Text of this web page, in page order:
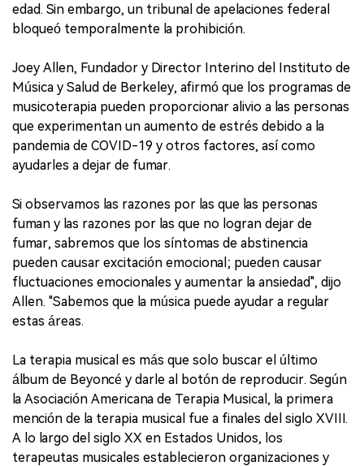
edad. Sin embargo, un tribunal de apelaciones federal
bloqueó temporalmente la prohibición.
Joey Allen, Fundador y Director Interino del Instituto de
Música y Salud de Berkeley, afirmó que los programas de
musicoterapia pueden proporcionar alivio a las personas
que experimentan un aumento de estrés debido a la
pandemia de COVID-19 y otros factores, así como
ayudarles a dejar de fumar.
Si observamos las razones por las que las personas
fuman y las razones por las que no logran dejar de
fumar, sabremos que los síntomas de abstinencia
pueden causar excitación emocional; pueden causar
fluctuaciones emocionales y aumentar la ansiedad", dijo
Allen. "Sabemos que la música puede ayudar a regular
estas áreas.
La terapia musical es más que solo buscar el último
álbum de Beyoncé y darle al botón de reproducir. Según
la Asociación Americana de Terapia Musical, la primera
mención de la terapia musical fue a finales del siglo XVIII.
A lo largo del siglo XX en Estados Unidos, los
terapeutas musicales establecieron organizaciones y